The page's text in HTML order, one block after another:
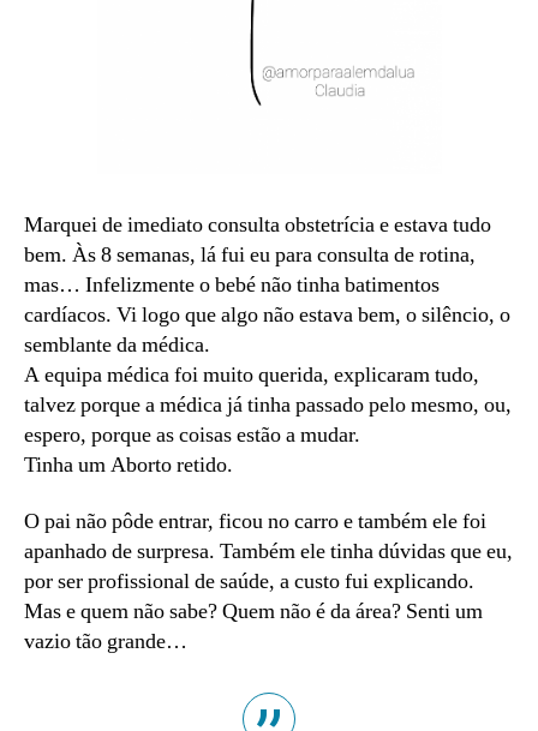
Marquei de imediato consulta obstetrícia e estava tudo
bem. Às 8 semanas, lá fui eu para consulta de rotina,
mas… Infelizmente o bebé não tinha batimentos
cardíacos. Vi logo que algo não estava bem, o silêncio, o
semblante da médica.
A equipa médica foi muito querida, explicaram tudo,
talvez porque a médica já tinha passado pelo mesmo, ou,
espero, porque as coisas estão a mudar.
Tinha um Aborto retido.
O pai não pôde entrar, ficou no carro e também ele foi
apanhado de surpresa. Também ele tinha dúvidas que eu,
por ser profissional de saúde, a custo fui explicando.
Mas e quem não sabe? Quem não é da área? Senti um
vazio tão grande…